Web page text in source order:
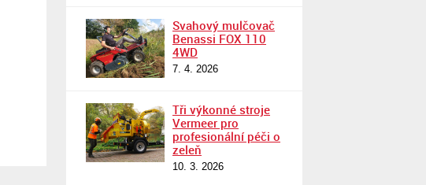
Svahový mulčovač
Benassi FOX 110
4WD
7. 4. 2026
Tři výkonné stroje
Vermeer pro
profesionální péči o
zeleň
10. 3. 2026